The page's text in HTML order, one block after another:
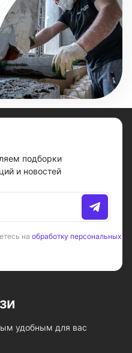
подборки
и новостей
на обработку персональных
удобным для вас